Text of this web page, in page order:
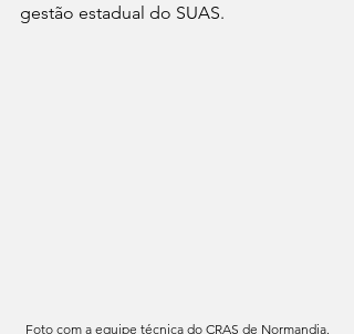
gestão estadual do SUAS.
Foto com a equipe técnica do CRAS de Normandia.